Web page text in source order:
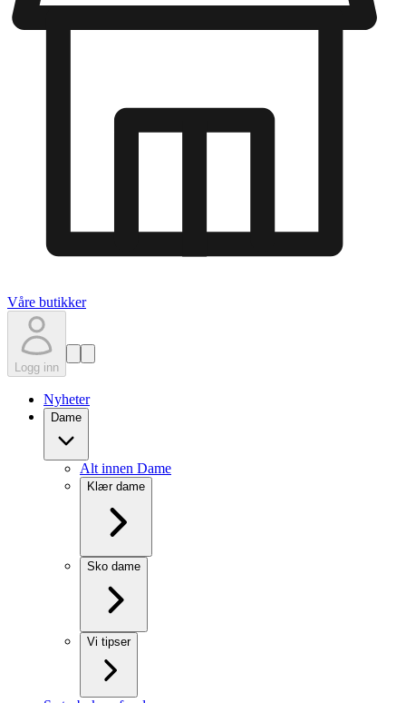
Våre butikker
Logg inn
Nyheter
Dame
Alt innen Dame
Klær dame
Sko dame
Vi tipser